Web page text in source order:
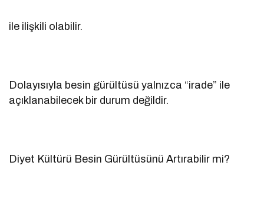
ile ilişkili olabilir.
Dolayısıyla besin gürültüsü yalnızca “irade” ile
açıklanabilecek bir durum değildir.
Diyet Kültürü Besin Gürültüsünü Artırabilir mi?